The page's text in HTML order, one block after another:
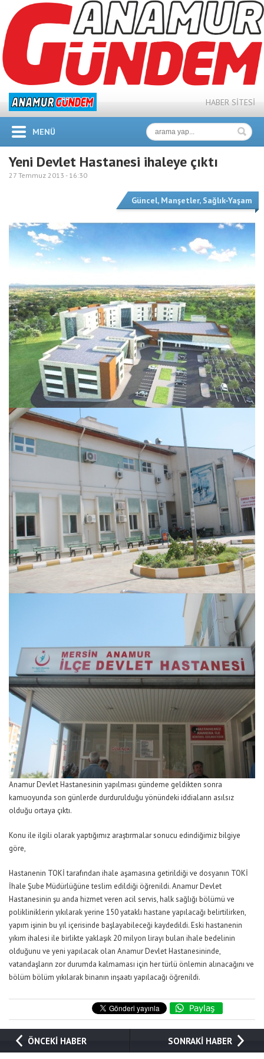
HABER SİTESİ
MENÜ
Yeni Devlet Hastanesi ihaleye çıktı
27 Temmuz 2013 - 16:30
Güncel, Manşetler, Sağlık-Yaşam
Anamur Devlet Hastanesinin yapılması gündeme geldikten sonra
kamuoyunda son günlerde durdurulduğu yönündeki iddiaların asılsız
olduğu ortaya çıktı.
Konu ile ilgili olarak yaptığımız araştırmalar sonucu edindiğimiz bilgiye
göre,
Hastanenin TOKİ tarafından ihale aşamasına getirildiği ve dosyanın TOKİ
İhale Şube Müdürlüğüne teslim edildiği öğrenildi. Anamur Devlet
Hastanesinin şu anda hizmet veren acil servis, halk sağlığı bölümü ve
polikliniklerin yıkılarak yerine 150 yataklı hastane yapılacağı belirtilirken,
yapım işinin bu yıl içerisinde başlayabileceği kaydedildi. Eski hastanenin
yıkım ihalesi ile birlikte yaklaşık 20 milyon lirayı bulan ihale bedelinin
olduğunu ve yeni yapılacak olan Anamur Devlet Hastanesininde,
vatandaşların zor durumda kalmaması için her türlü önlemin alınacağını ve
bölüm bölüm yıkılarak binanın inşaatı yapılacağı öğrenildi.
ÖNCEKİ HABER SONRAKİ HABER